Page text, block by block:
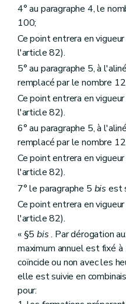
4° au paragraphe 4, le
100;
Ce point entrera en
l'article 82).
5° au paragraphe 5, à
remplacé par le nombre
Ce point entrera en
l'article 82).
6° au paragraphe 5, à
remplacé par le nombre
Ce point entrera en
l'article 82).
7° le paragraphe 5 bis est
Ce point entrera en
l'article 82).
« §5bis. Par dérogation
maximum annuel est fixé
coïncide ou non avec les
elle est suivie en
pour: